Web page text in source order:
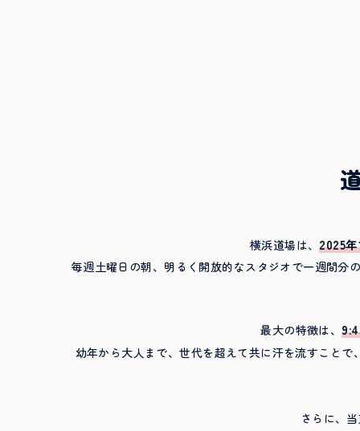
横浜道場は、2025
毎週土曜日の朝、明るく開放的なスタジオで一週間分
最大の特徴は、
幼年から大人まで、世代を超えて共に汗を流すこと
さらに、